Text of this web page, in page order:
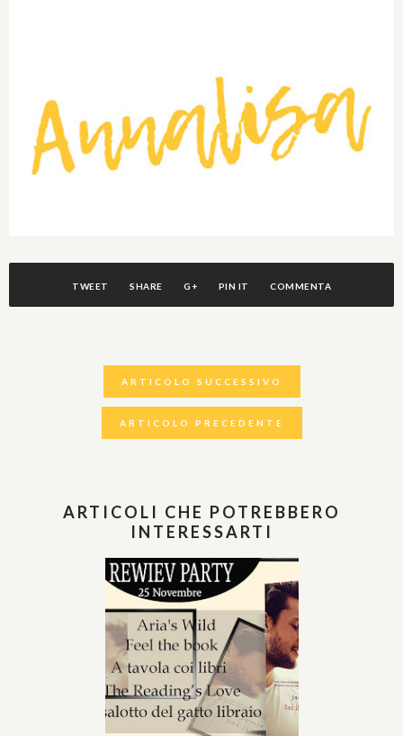
TWEET SHARE G+ PIN IT COMMENTA
ARTICOLO SUCCESSIVO
ARTICOLO PRECEDENTE
ARTICOLI CHE POTREBBERO
INTERESSARTI